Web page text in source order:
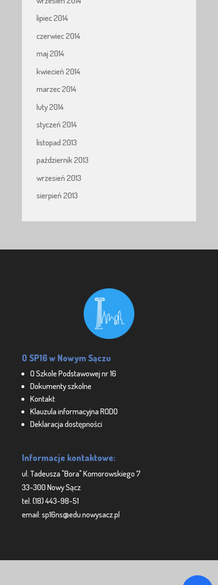
lipiec 2014
czerwiec 2014
maj 2014
kwiecień 2014
marzec 2014
luty 2014
styczeń 2014
listopad 2013
październik 2013
wrzesień 2013
sierpień 2013
O SP16 w Nowym Sączu
O Szkole Podstawowej nr 16
Dokumenty szkolne
Kontakt
Klauzula informacyjna RODO
Deklaracja dostępności
Informacje kontaktowe:
ul. Tadeusza "Bora" Komorowskiego 7
33-300 Nowy Sącz
tel. (18) 443-98-51
email: sp16ns@edu.nowysacz.pl